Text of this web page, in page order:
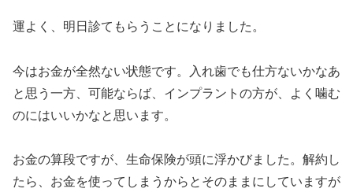
運よく、明日診てもらうことになりました。
今はお金が全然ない状態です。入れ歯でも仕方ないかなあ
と思う一方、可能ならば、インプラントの方が、よく噛む
のにはいいかなと思います。
お金の算段ですが、生命保険が頭に浮かびました。解約し
たら、お金を使ってしまうからとそのままにしていますが